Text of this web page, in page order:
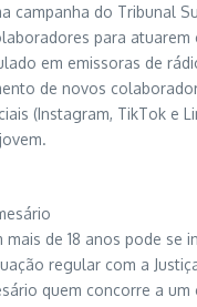
campanha do Tribunal
para atuarem
em emissoras de
de novos
(Instagram, TikTok e
de 18 anos pode se
regular com a
quem concorre a